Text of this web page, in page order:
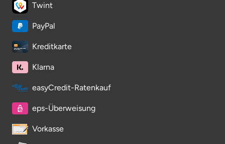
Twint
PayPal
Kreditkarte
Klarna
easyCredit-Ratenkauf
eps-Überweisung
Vorkasse